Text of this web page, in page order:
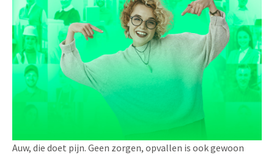
Auw, die doet pijn. Geen zorgen, opvallen is ook gewoon